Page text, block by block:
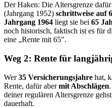
Der Haken: Die Altersgrenze
(Jahrgang 1952) schrittweise auf
Jahrgang 1964 liegt sie bei 65
noch historisch, faktisch ist es für
eine „Rente mit 65".
Weg 2: Rente für
Wer35 Versicherungsjahre hat,
Rente, dafür abermit Abschlägen
deiner regulären Altersgrenze
dauerhaft.